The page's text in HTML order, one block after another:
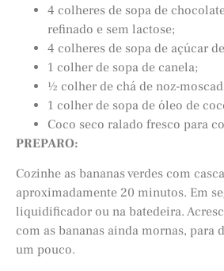
4 colheres de sopa de
refinado e sem lactose;
4 colheres de sopa de açúcar
1 colher de sopa de canela;
½ colher de chá de noz-
1 colher de sopa de óleo de
Coco seco ralado fresco para
PREPARO:
Cozinhe as bananas verdes com
aproximadamente 20 minutos. Em
liquidificador ou na batedeira.
com as bananas ainda mornas, para
um pouco.